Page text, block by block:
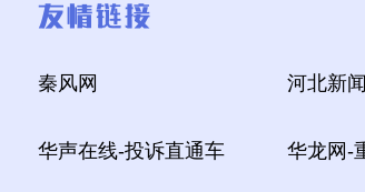
秦风网 河北新
华声在线-投诉直通车 华龙网-